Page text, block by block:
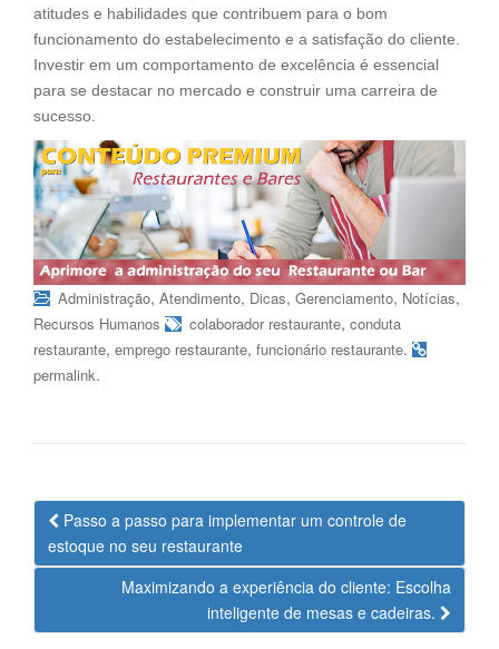
atitudes e habilidades que contribuem para o bom
funcionamento do estabelecimento e a satisfação do cliente.
Investir em um comportamento de excelência é essencial
para se destacar no mercado e construir uma carreira de
sucesso.
Administração, Atendimento, Dicas, Gerenciamento, Notícias,
Recursos Humanos colaborador restaurante, conduta
restaurante, emprego restaurante, funcionário restaurante.
permalink.
Navegação
da
Postagem
Passo a passo para implementar um controle de
estoque no seu restaurante
Maximizando a experiência do cliente: Escolha
inteligente de mesas e cadeiras.